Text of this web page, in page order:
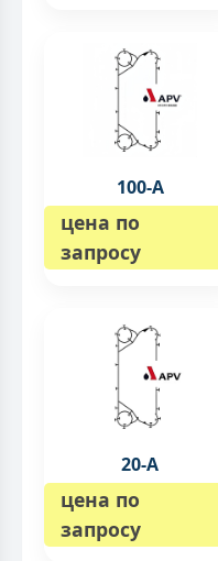
100-А
цена по
запросу
20-А
цена по
запросу